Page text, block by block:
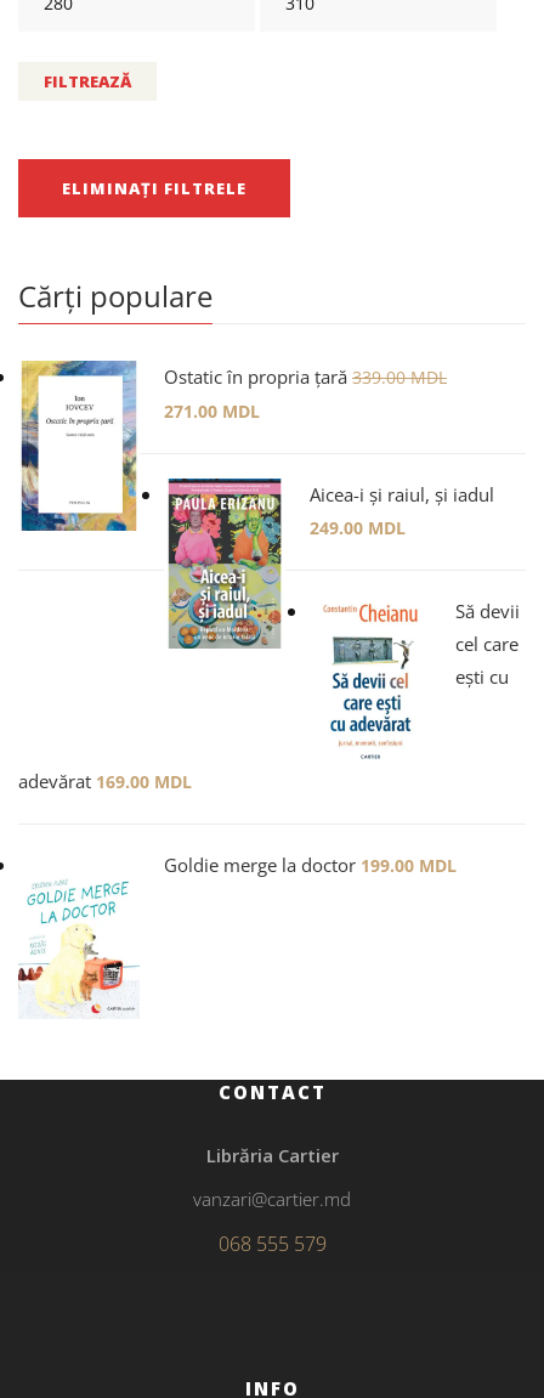
FILTREAZĂ
ELIMINAȚI FILTRELE
Cărți populare
Ostatic în propria țară 339.00MDL
271.00 MDL
Aicea-i și raiul, și iadul
249.00 MDL
Să devii
cel care
ești cu
adevărat 169.00 MDL
Goldie merge la doctor 199.00 MDL
CONTACT
Librăria Cartier
vanzari@cartier.md
068 555 579
INFO